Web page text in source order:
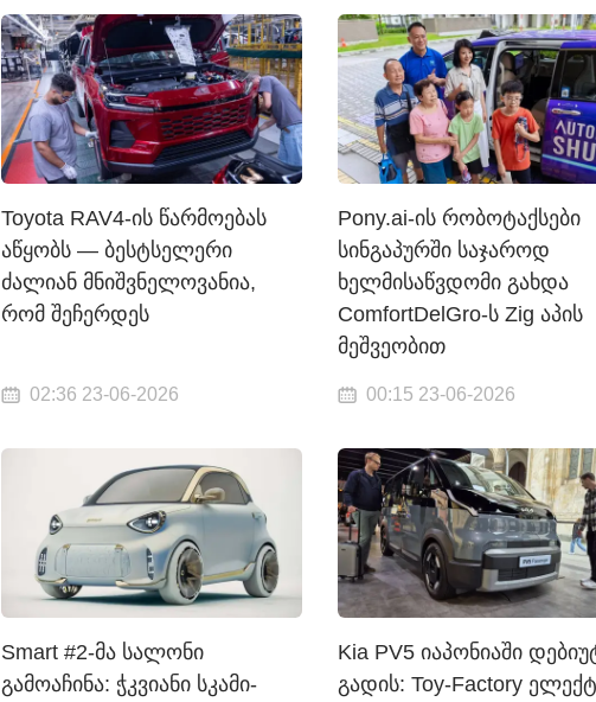
Toyota RAV4-ის წარმოებას
აწყობს — ბესტსელერი
ძალიან მნიშვნელოვანია,
რომ შეჩერდეს
02:36 23-06-2026
Pony.ai-ის რობოტაქსები
სინგაპურში საჯაროდ
ხელმისაწვდომი გახდა
ComfortDelGro-ს Zig აპის
მეშვეობით
00:15 23-06-2026
Smart #2-მა სალონი
გამოაჩინა: ჭკვიანი სკამი-
Kia PV5 იაპონიაში
გადის: Toy-Factory